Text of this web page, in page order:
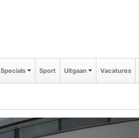
Specials Sport Uitgaan Vacatures